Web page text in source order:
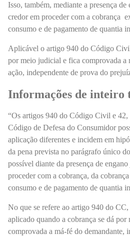
Isso, também, mediante a presença
credor em proceder com a cobrança
consumo e de pagamento de quantia
Aplicável o artigo 940 do Código
por meio judicial e fica comprovada a
ação, independente de prova do
Informações de inteiro
“Os artigos 940 do Código Civil e
Código de Defesa do Consumidor
aplicação diferentes e incidem em
da pena prevista no parágrafo único
possível diante da presença de
proceder com a cobrança, da
consumo e de pagamento de quantia
No que se refere ao artigo 940 do CC,
aplicado quando a cobrança se dá
comprovada a má-fé do demandante,